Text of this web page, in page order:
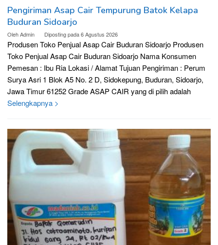
Pengiriman Asap Cair Tempurung Batok Kelapa
Buduran Sidoarjo
OlehAdmin Diposting pada6 Agustus 2026
Produsen Toko Penjual Asap Cair Buduran Sidoarjo Produsen
Toko Penjual Asap Cair Buduran Sidoarjo Nama Konsumen
Pemesan : Ibu Ria Lokasi / Alamat Tujuan Pengiriman : Perum
Surya Asri 1 Blok A5 No. 2 D, Sidokepung, Buduran, Sidoarjo,
Jawa Timur 61252 Grade ASAP CAIR yang di pilih adalah
Selengkapnya >